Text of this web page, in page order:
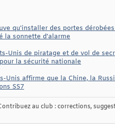
qu'installer des portes
la sonnette d'alarme
Unis de piratage et de vol de
la sécurité nationale
Unis affirme que la Chine, la
SS7
au club : corrections,